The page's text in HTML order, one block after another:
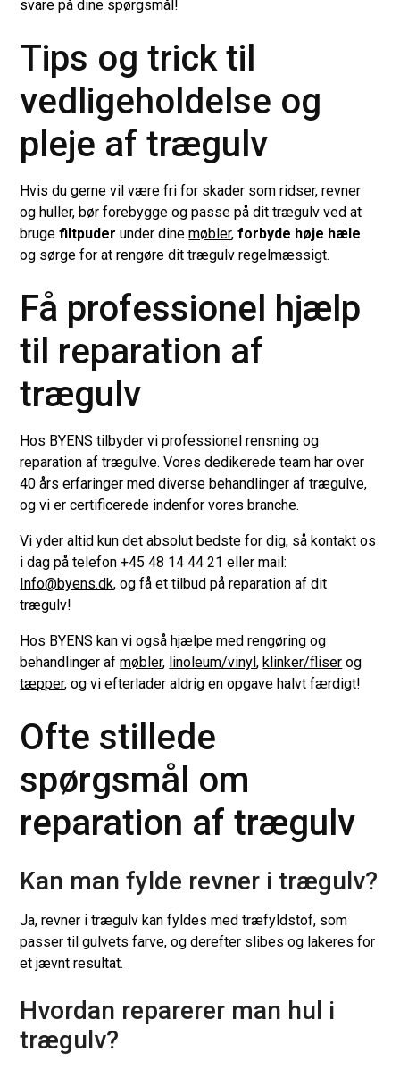
svare på dine spørgsmål!
Tips og trick til
vedligeholdelse og
pleje af trægulv
Hvis du gerne vil være fri for skader som ridser, revner
og huller, bør forebygge og passe på dit trægulv ved at
brugefiltpuder under dinemøbler,forbyde høje hæle
og sørge for at rengøre dit trægulv regelmæssigt.
Få professionel hjælp
til reparation af
trægulv
Hos BYENS tilbyder vi professionel rensning og
reparation af trægulve. Vores dedikerede team har over
40 års erfaringer med diverse behandlinger af trægulve,
og vi er certificerede indenfor vores branche.
Vi yder altid kun det absolut bedste for dig, så kontakt os
i dag på telefon +45 48 14 44 21 eller mail:
Info@byens.dk, og få et tilbud på reparation af dit
trægulv!
Hos BYENS kan vi også hjælpe med rengøring og
behandlinger afmøbler, linoleum/vinyl,klinker/fliser og
tæpper, og vi efterlader aldrig en opgave halvt færdigt!
Ofte stillede
spørgsmål om
reparation af trægulv
Kan man fylde revner i trægulv?
Ja, revner i trægulv kan fyldes med træfyldstof, som
passer til gulvets farve, og derefter slibes og lakeres for
et jævnt resultat.
Hvordan reparerer man hul i
trægulv?